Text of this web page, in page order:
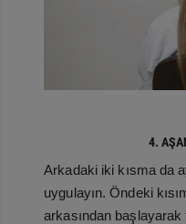
4.
Arkadaki iki kısma da
uygulayın. Öndeki
arkasından